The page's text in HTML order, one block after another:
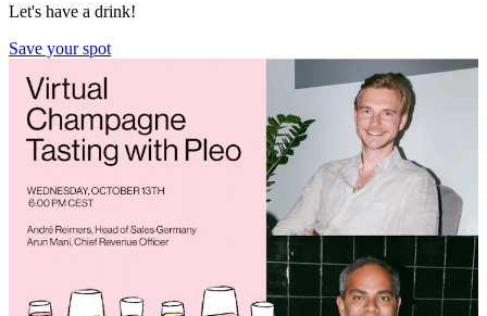
Let's have a drink!
Save your spot